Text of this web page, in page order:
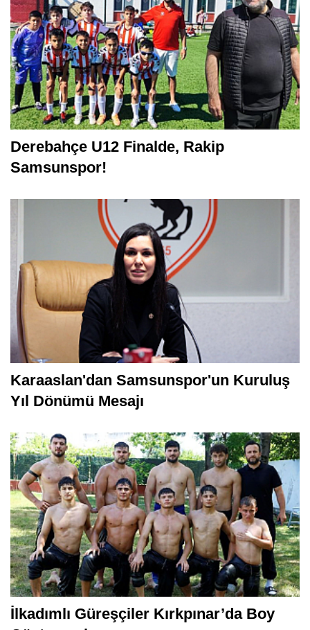
Derebahçe U12 Finalde, Rakip
Samsunspor!
Karaaslan'dan Samsunspor'un Kuruluş
Yıl Dönümü Mesajı
İlkadımlı Güreşçiler Kırkpınar’da Boy